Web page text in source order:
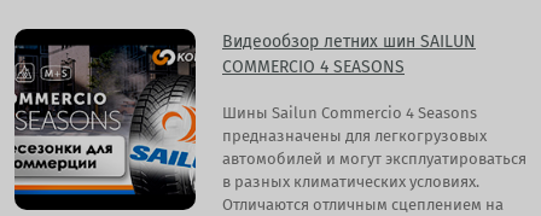
Видеообзор летних шин SAILUN
COMMERCIO 4 SEASONS
Шины Sailun Commercio 4 Seasons
предназначены для легкогрузовых
автомобилей и могут эксплуатироваться
в разных климатических условиях.
Отличаются отличным сцеплением на